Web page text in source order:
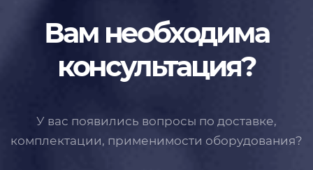
Вам необходима
консультация?
У вас появились вопросы по доставке,
комплектации, применимости оборудования?